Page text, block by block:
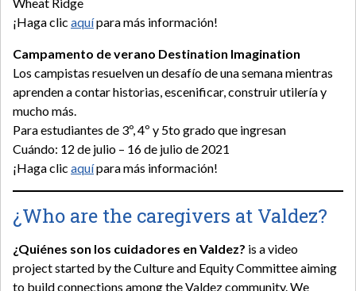
Wheat Ridge
¡Haga clic aquípara más información!
Campamento de verano Destination Imagination
Los campistas resuelven un desafío de una semana mientras
aprenden a contar historias, escenificar, construir utilería y
mucho más.
Para estudiantes de 3º, 4º y 5to grado que ingresan
Cuándo: 12 de julio – 16 de julio de 2021
¡Haga clic aquípara más información!
¿Who are the caregivers at Valdez?
¿Quiénes son los cuidadores en Valdez? is a video
project started by the Culture and Equity Committee aiming
to build connections among the Valdez community. We